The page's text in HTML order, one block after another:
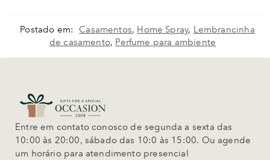
Postado em: Casamentos, Home Spray, Lembrancinha
de casamento, Perfume para ambiente
Entre em contato conosco de segunda a sexta das
10:00 às 20:00, sábado das 10:0 às 15:00. Ou agende
um horário para atendimento presencial